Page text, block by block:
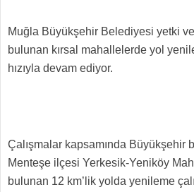
Muğla Büyükşehir Belediyesi yetki
bulunan kırsal mahallelerde yol
hızıyla devam ediyor.
Çalışmalar kapsamında Büyükşehir
Menteşe ilçesi Yerkesik-Yeniköy
bulunan 12 km’lik yolda yenileme